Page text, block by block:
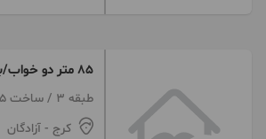
۸۵ متر دو خواب/بازسازی/نبوت
طبقه 3 / ساخت 1385 / پارکینگ
کرج - آزادگان